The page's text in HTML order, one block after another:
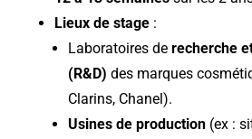
Lieux de stage :
Laboratoires de recherche
(R&D) des marques
Clarins, Chanel).
Usines de production (ex :